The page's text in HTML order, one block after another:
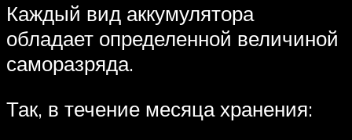
Каждый вид аккумулятора
обладает определенной величиной
саморазряда.
Так, в течение месяца хранения: